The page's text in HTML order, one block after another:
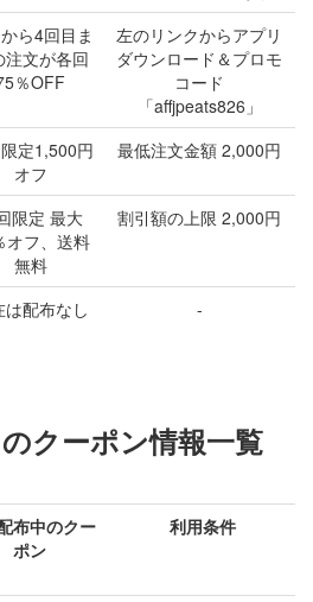
ら4回目ま
注文が各回
％OFF
左のリンクからアプリ
ダウンロード＆プロモ
コード
「affjpeats826」
定1,500円
オフ
最低注文金額 2,000円
限定 最大
オフ、送料
無料
割引額の上限 2,000円
は配布なし -
クーポン情報一覧
布中のクー
ポン
利用条件